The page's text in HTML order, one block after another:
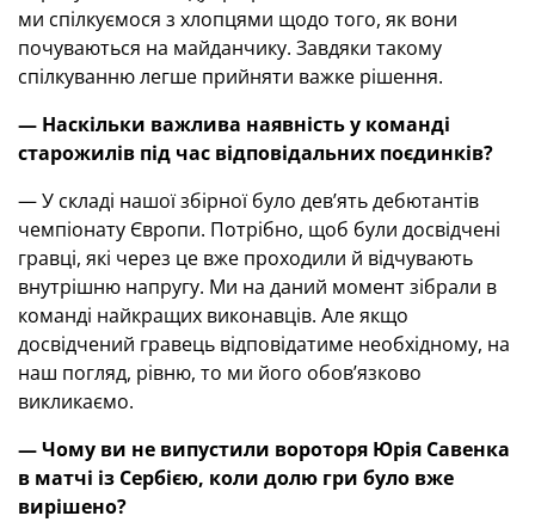
ми спілкуємося з хлопцями щодо того, як вони
почуваються на майданчику. Завдяки такому
спілкуванню легше прийняти важке рішення.
— Наскільки важлива наявність у команді
старожилів під час відповідальних поєдинків?
— У складі нашої збірної було дев’ять дебютантів
чемпіонату Європи. Потрібно, щоб були досвідчені
гравці, які через це вже проходили й відчувають
внутрішню напругу. Ми на даний момент зібрали в
команді найкращих виконавців. Але якщо
досвідчений гравець відповідатиме необхідному, на
наш погляд, рівню, то ми його обов’язково
викликаємо.
— Чому ви не випустили вороторя Юрія Савенка
в матчі із Сербією, коли долю гри було вже
вирішено?